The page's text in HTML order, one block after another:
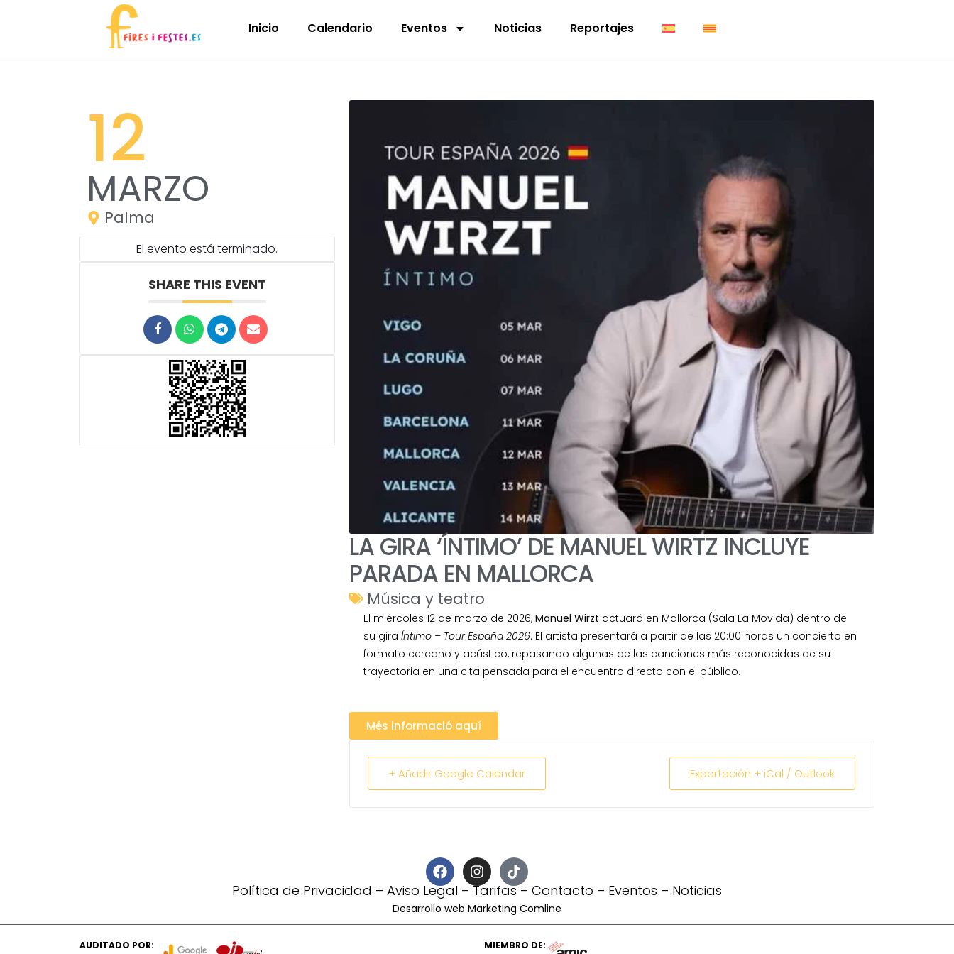
Inicio Calendario Eventos Noticias Reportajes
12
MARZO
Palma
El evento está terminado.
SHARE THIS EVENT
LA GIRA ‘ÍNTIMO’ DE MANUEL WIRTZ INCLUYE
PARADA EN MALLORCA
Música y teatro
El miércoles 12 de marzo de 2026, Manuel Wirzt actuará en Mallorca (Sala La Movida) dentro de
su gira Íntimo – Tour España 2026. El artista presentará a partir de las 20:00 horas un concierto en
formato cercano y acústico, repasando algunas de las canciones más reconocidas de su
trayectoria en una cita pensada para el encuentro directo con el público.
Més informació aquí
+ Añadir Google Calendar Exportación + iCal / Outlook
Política de Privacidad – Aviso Legal –Tarifas– Contacto – Eventos – Noticias
Desarrollo web Marketing Comline
AUDITADO POR: MIEMBRO DE: